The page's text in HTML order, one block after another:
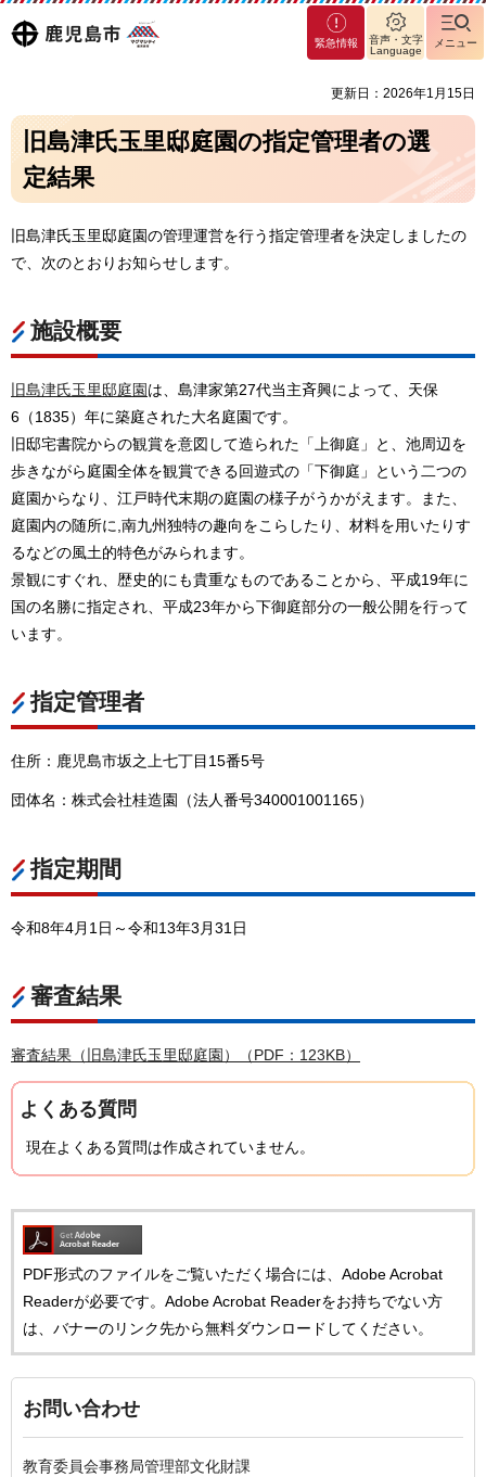
鹿児島
マグ
マシ
緊急情報
音声・文字
Language
メニュー
更新日：2026年1月15日
旧島津氏玉里邸庭園の指定管理者の選
定結果
旧島津氏玉里邸庭園の管理運営を行う指定管理者を決定しましたの
で、次のとおりお知らせします。
施設概要
旧島津氏玉里邸庭園は、島津家第27代当主斉興によって、天保
6（1835）年に築庭された大名庭園です。
旧邸宅書院からの観賞を意図して造られた「上御庭」と、池周辺を
歩きながら庭園全体を観賞できる回遊式の「下御庭」という二つの
庭園からなり、江戸時代末期の庭園の様子がうかがえます。また、
庭園内の随所に,南九州独特の趣向をこらしたり、材料を用いたりす
るなどの風土的特色がみられます。
景観にすぐれ、歴史的にも貴重なものであることから、平成19年に
国の名勝に指定され、平成23年から下御庭部分の一般公開を行って
います。
指定管理者
住所：鹿児島市坂之上七丁目15番5号
団体名：株式会社桂造園（法人番号340001001165）
指定期間
令和8年4月1日～令和13年3月31日
審査結果
審査結果（旧島津氏玉里邸庭園）（PDF：123KB）
よくある質問
現在よくある質問は作成されていません。
PDF形式のファイルをご覧いただく場合には、Adobe Acrobat
Readerが必要です。Adobe Acrobat Readerをお持ちでない方
は、バナーのリンク先から無料ダウンロードしてください。
お問い合わせ
教育委員会事務局管理部文化財課